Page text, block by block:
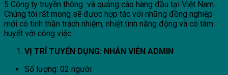
5 Công ty truyền thông và quảng cáo hàng đầu tại Việt Nam.
Chúng tôi rất mong sẽ được hợp tác với những đồng nghiệp
mới có tinh thần trách nhiệm, nhiệt tình năng động và có tâm
huyết với công việc.
VỊ TRÍ TUYỂN DỤNG: NHÂN VIÊN ADMIN
Số lượng: 02 người